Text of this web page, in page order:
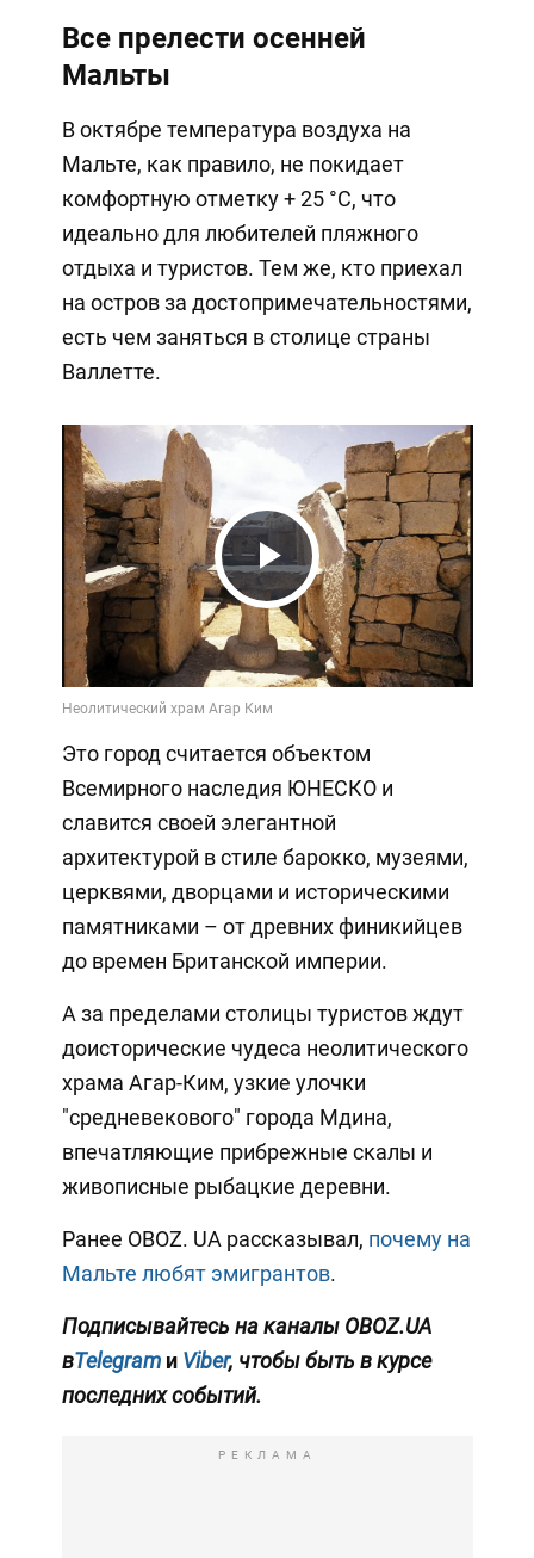
Все прелести осенней
Мальты
В октябре температура воздуха на
Мальте, как правило, не покидает
комфортную отметку + 25 °C, что
идеально для любителей пляжного
отдыха и туристов. Тем же, кто приехал
на остров за достопримечательностями,
есть чем заняться в столице страны
Валлетте.
Play
Video
Это город считается объектом
Всемирного наследия ЮНЕСКО и
славится своей элегантной
архитектурой в стиле барокко, музеями,
церквями, дворцами и историческими
памятниками – от древних финикийцев
до времен Британской империи.
А за пределами столицы туристов ждут
доисторические чудеса неолитического
храма Агар-Ким, узкие улочки
"средневекового" города Мдина,
впечатляющие прибрежные скалы и
живописные рыбацкие деревни.
Ранее OBOZ. UA рассказывал, почему на
Мальте любят эмигрантов.
Подписывайтесь на каналы OBOZ.UA
вTelegramи Viber, чтобы быть в курсе
последних событий.
РЕКЛАМА